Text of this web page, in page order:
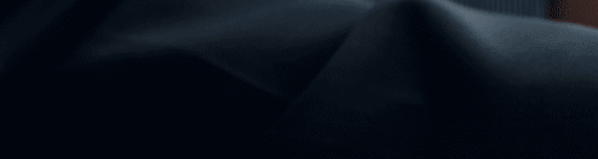
Wi-Fi 6 AX3000 双频千兆
无源光网络终端
（NPE3039GB）